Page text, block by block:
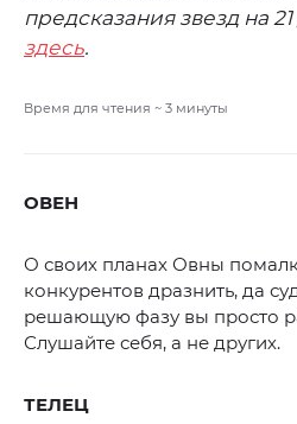
предсказания звезд на
здесь.
Время для чтения ~ 3 минуты
ОВЕН
О своих планах Овны
конкурентов дразнить, да
решающую фазу вы просто
Слушайте себя, а не других.
ТЕЛЕЦ